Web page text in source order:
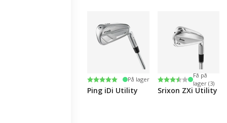
Karakter:
5.0 av 5 mulige
På lager
Ping iDi Utility
Karakter:
3.8 av 5 mulige
Få på
lager (3)
Srixon ZXi Utility